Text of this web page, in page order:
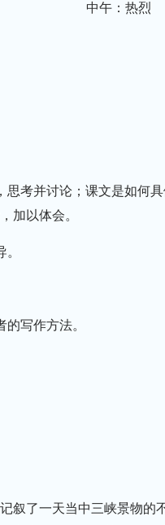
中午：热烈
思考并讨论；课文是如何
加以体会。
写作方法。
叙了一天当中三峡景物的